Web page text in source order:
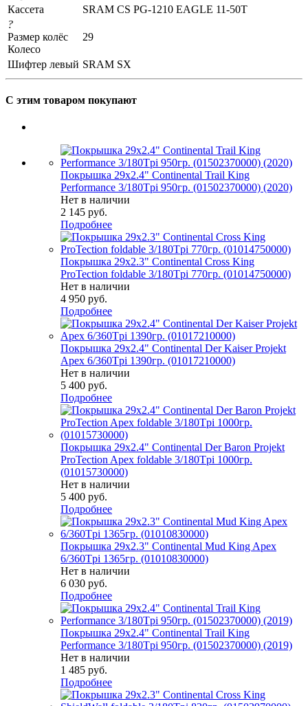
Кассета
SRAM CS PG-1210 EAGLE 11-50T
?
Размер колёс
Колесо
29
Шифтер левый SRAM SX
С этим товаром покупают
Покрышка 29x2.4" Continental Trail King
Performance 3/180Tpi 950гр. (01502370000) (2020)
Нет в наличии
2 145 руб.
Подробнее
Покрышка 29x2.3" Continental Cross King
ProTection foldable 3/180Tpi 770гр. (01014750000)
Нет в наличии
4 950 руб.
Подробнее
Покрышка 29x2.4" Continental Der Kaiser Projekt
Apex 6/360Tpi 1390гр. (01017210000)
Нет в наличии
5 400 руб.
Подробнее
Покрышка 29x2.4" Continental Der Baron Projekt
ProTection Apex foldable 3/180Tpi 1000гр.
(01015730000)
Нет в наличии
5 400 руб.
Подробнее
Покрышка 29x2.3" Continental Mud King Apex
6/360Tpi 1365гр. (01010830000)
Нет в наличии
6 030 руб.
Подробнее
Покрышка 29x2.4" Continental Trail King
Performance 3/180Tpi 950гр. (01502370000) (2019)
Нет в наличии
1 485 руб.
Подробнее